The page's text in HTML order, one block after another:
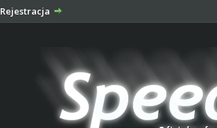
Rejestracja